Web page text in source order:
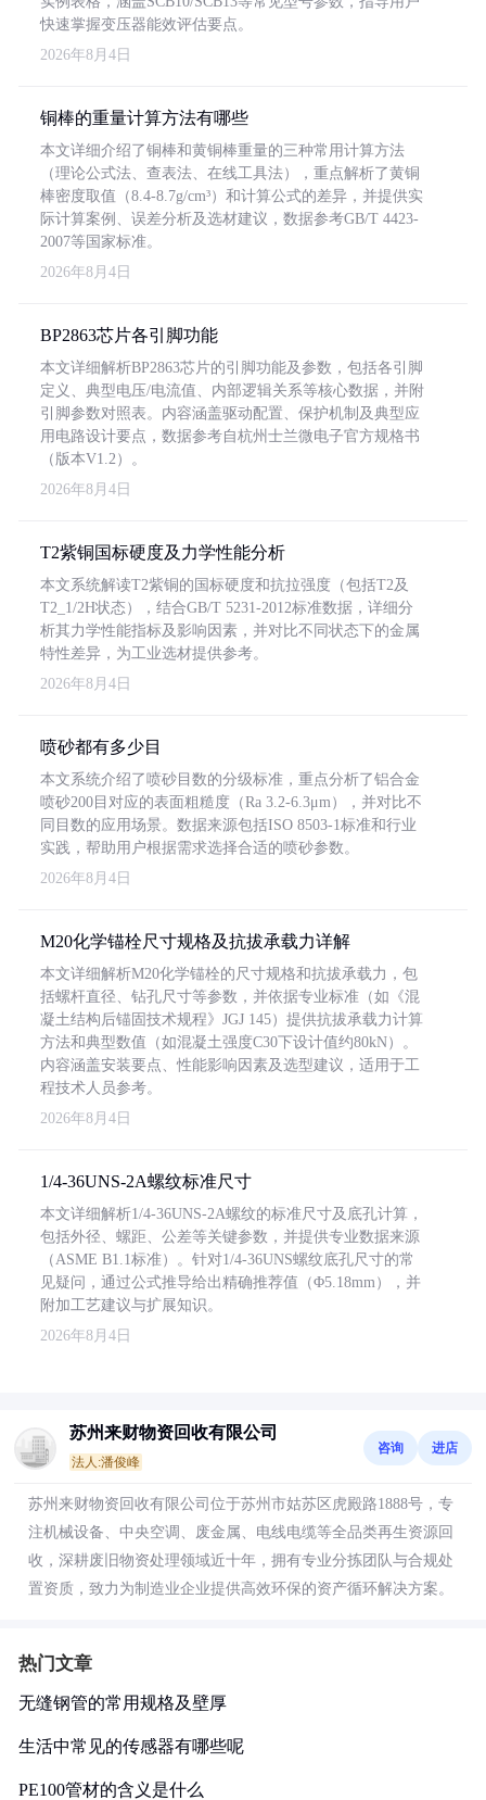
快速掌握变压器能效评估要点。
2026年8月4日
铜棒的重量计算方法有哪些
本文详细介绍了铜棒和黄铜棒重量的三种常用计算方法
（理论公式法、查表法、在线工具法），重点解析了黄铜
棒密度取值（8.4-8.7g/cm³）和计算公式的差异，并提供实
际计算案例、误差分析及选材建议，数据参考GB/T 4423-
2007等国家标准。
2026年8月4日
BP2863芯片各引脚功能
本文详细解析BP2863芯片的引脚功能及参数，包括各引脚
定义、典型电压/电流值、内部逻辑关系等核心数据，并附
引脚参数对照表。内容涵盖驱动配置、保护机制及典型应
用电路设计要点，数据参考自杭州士兰微电子官方规格书
（版本V1.2）。
2026年8月4日
T2紫铜国标硬度及力学性能分析
本文系统解读T2紫铜的国标硬度和抗拉强度（包括T2及
T2_1/2H状态），结合GB/T 5231-2012标准数据，详细分
析其力学性能指标及影响因素，并对比不同状态下的金属
特性差异，为工业选材提供参考。
2026年8月4日
喷砂都有多少目
本文系统介绍了喷砂目数的分级标准，重点分析了铝合金
喷砂200目对应的表面粗糙度（Ra 3.2-6.3μm），并对比不
同目数的应用场景。数据来源包括ISO 8503-1标准和行业
实践，帮助用户根据需求选择合适的喷砂参数。
2026年8月4日
M20化学锚栓尺寸规格及抗拔承载力详解
本文详细解析M20化学锚栓的尺寸规格和抗拔承载力，包
括螺杆直径、钻孔尺寸等参数，并依据专业标准（如《混
凝土结构后锚固技术规程》JGJ 145）提供抗拔承载力计算
方法和典型数值（如混凝土强度C30下设计值约80kN）。
内容涵盖安装要点、性能影响因素及选型建议，适用于工
程技术人员参考。
2026年8月4日
1/4-36UNS-2A螺纹标准尺寸
本文详细解析1/4-36UNS-2A螺纹的标准尺寸及底孔计算，
包括外径、螺距、公差等关键参数，并提供专业数据来源
（ASME B1.1标准）。针对1/4-36UNS螺纹底孔尺寸的常
见疑问，通过公式推导给出精确推荐值（Φ5.18mm），并
附加工艺建议与扩展知识。
2026年8月4日
苏州来财物资回收有限公司
法人:潘俊峰
咨询 进店
苏州来财物资回收有限公司位于苏州市姑苏区虎殿路1888号，专
注机械设备、中央空调、废金属、电线电缆等全品类再生资源回
收，深耕废旧物资处理领域近十年，拥有专业分拣团队与合规处
置资质，致力为制造业企业提供高效环保的资产循环解决方案。
热门文章
无缝钢管的常用规格及壁厚
生活中常见的传感器有哪些呢
PE100管材的含义是什么